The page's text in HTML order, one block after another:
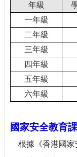
年級
一年級
二年級
三年級
四年級
五年級
六年級
國家安全教育
根據《香港國